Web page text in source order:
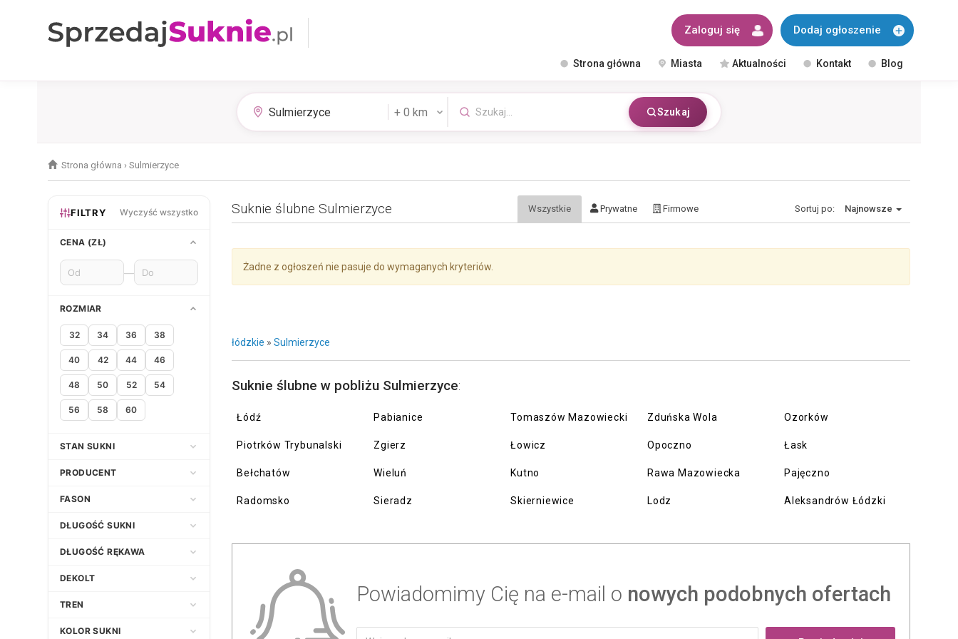
Zaloguj się Dodaj ogłoszenie
Strona główna Miasta Aktualności Kontakt Blog
Szukaj
Strona główna › Sulmierzyce
Suknie ślubne Sulmierzyce Wszystkie Prywatne Firmowe Sortuj po: Najnowsze
Żadne z ogłoszeń nie pasuje do wymaganych kryteriów.
łódzkie »Sulmierzyce
Suknie ślubne w pobliżu Sulmierzyce:
Łódź
Piotrków Trybunalski
Bełchatów
Radomsko
Pabianice
Zgierz
Wieluń
Sieradz
Tomaszów Mazowiecki
Łowicz
Kutno
Skierniewice
Zduńska Wola
Opoczno
Rawa Mazowiecka
Lodz
Ozorków
Łask
Pajęczno
Aleksandrów Łódzki
Powiadomimy Cię na e-mail o nowych podobnych ofertach
FILTRY Wyczyść wszystko
CENA (ZŁ)
—
ROZMIAR
32 34 36 38
40 42 44 46
48 50 52 54
56 58 60
STAN SUKNI
Nowa
PRODUCENT
Adria
Afrodyta
Agora
FASON
Empire
Klasyczny
Prosta
Syrena
DŁUGOŚĆ SUKNI
Asymetryczna
DŁUGOŚĆ RĘKAWA
3/4
DEKOLT
Dekolt amerykański
TREN
Bez trenu
KOLOR SUKNI